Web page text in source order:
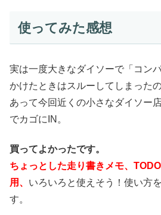
使ってみた感想
実は一度大きなダイソーで「コン
かけたときはスルーしてしまった
あって今回近くの小さなダイソー
でカゴにIN。
買ってよかったです。
ちょっとした走り書きメモ、
用、 いろいろと使えそう！使い方
す。